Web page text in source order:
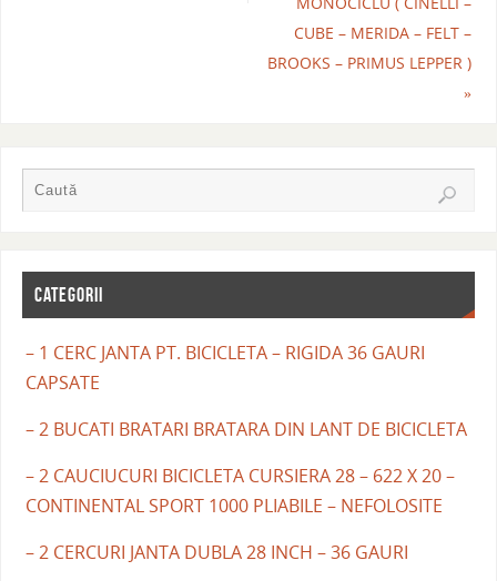
CUBE – MERIDA – FELT –
BROOKS – PRIMUS LEPPER )
»
CATEGORII
– 1 CERC JANTA PT. BICICLETA – RIGIDA 36 GAURI
CAPSATE
– 2 BUCATI BRATARI BRATARA DIN LANT DE BICICLETA
– 2 CAUCIUCURI BICICLETA CURSIERA 28 – 622 X 20 –
CONTINENTAL SPORT 1000 PLIABILE – NEFOLOSITE
– 2 CERCURI JANTA DUBLA 28 INCH – 36 GAURI